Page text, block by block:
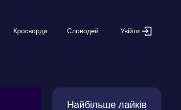
Кросворди Словодей Увійти
Найбільше лайків